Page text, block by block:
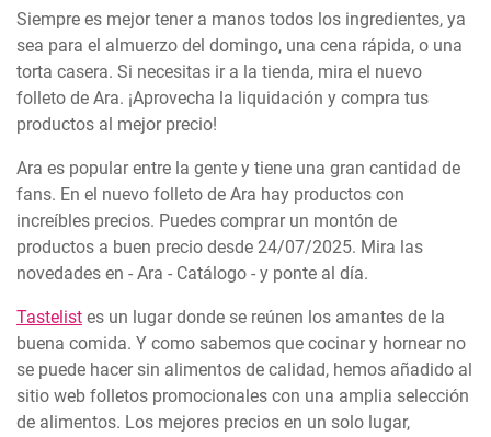
Siempre es mejor tener a manos todos los ingredientes, ya
sea para el almuerzo del domingo, una cena rápida, o una
torta casera. Si necesitas ir a la tienda, mira el nuevo
folleto de Ara. ¡Aprovecha la liquidación y compra tus
productos al mejor precio!
Ara es popular entre la gente y tiene una gran cantidad de
fans. En el nuevo folleto de Ara hay productos con
increíbles precios. Puedes comprar un montón de
productos a buen precio desde 24/07/2025. Mira las
novedades en - Ara - Catálogo - y ponte al día.
Tastelist es un lugar donde se reúnen los amantes de la
buena comida. Y como sabemos que cocinar y hornear no
se puede hacer sin alimentos de calidad, hemos añadido al
sitio web folletos promocionales con una amplia selección
de alimentos. Los mejores precios en un solo lugar,